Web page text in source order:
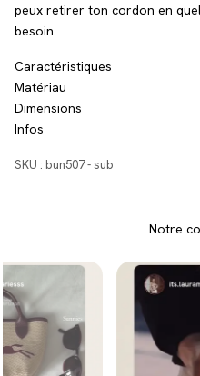
peux retirer ton cordon en
besoin.
Caractéristiques
Matériau
Dimensions
Infos
SKU : bun507 - sub
Notre